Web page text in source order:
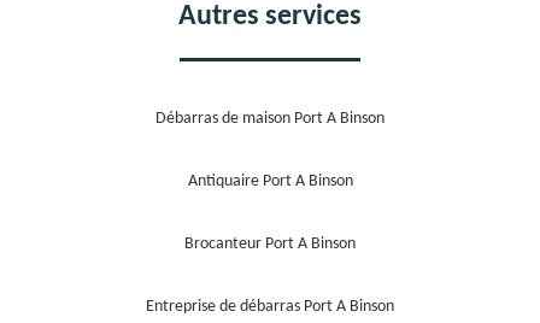
Autres services
Débarras de maison Port A Binson
Antiquaire Port A Binson
Brocanteur Port A Binson
Entreprise de débarras Port A Binson